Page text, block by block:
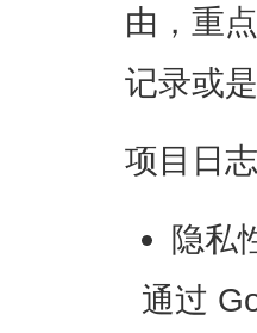
由，重
记录或
项目日
隐私
通过